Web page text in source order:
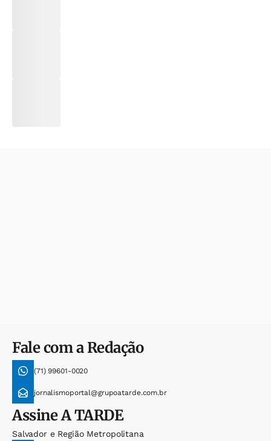
Fale com a Redação
(71) 99601-0020
jornalismoportal@grupoatarde.com.br
AssineA TARDE
Salvador e Região Metropolitana